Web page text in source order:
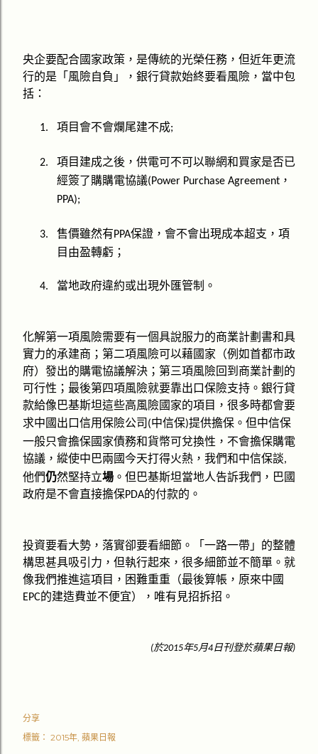
央企要配合國家政策，是傳統的光榮任務，但近年更流
行的是 「風險自負 」
，銀行貸款始終要看風險，當中包
括：
1. 項目會不會爛尾建不成;
2.
項目建成之後，供電可不可以聯網和買家是否已
經簽了購購電協議(Power Purchase Agreement ，
PPA);
3. 售價雖然有PPA保證，會不會出現成本超支，項
目由盈轉虧；
4. 當地政府違約或出現外匯管制。
化解第一項風險需要有一個具說服力的商業計劃書和具
實力的承建商；第二項風險可以藉國家（例如首都市政
府）發出的購電協議解決；第三項風險回到商業計劃的
可行性；最後第四項風險就要靠出口保險支持。銀行貸
款給像巴基斯坦這些高風險國家的項目，很多時都會要
求中國出口信用保險公司(中信保)提供擔保。但中信保
一般只會擔保國家債務和貨幣可兌換性，不會擔保購電
協議，縱使中巴兩國今天打得火熱，我們和中信保談,
他們仍然堅持立場 。但巴基斯坦當地人告訴我們，巴國
政府是不會直接擔保PDA的付款的。
投資要看大勢，落實卻要看細節。 「一路一帶 」 的整體
構思甚具吸引力，但執行起來，很多細節並不簡單。就
像我們推進這項目，困難重重（最後算帳，原來中國
EPC的建造費並不便宜），唯有見招拆招。
(於2015年5月4日刊登於蘋果日報)
分享
標籤： 2015年 蘋果日報